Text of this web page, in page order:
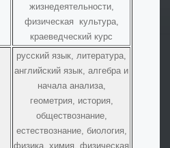
жизнедеятельности,
физическая культура,
краеведческий курс
русский язык, литература,
английский язык, алгебра и
начала анализа,
геометрия, история,
обществознание,
естествознание, биология,
физика, химия, физическая